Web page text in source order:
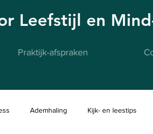
Leefstijl en
Praktijk-afspraken
Ademhaling Kijk- en leestips